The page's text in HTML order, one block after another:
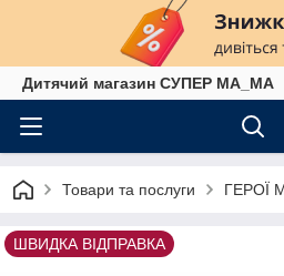
Дитячий магазин СУПЕР МА_МА
Товари та послуги ГЕРОЇ
ШВИДКА ВІДПРАВКА